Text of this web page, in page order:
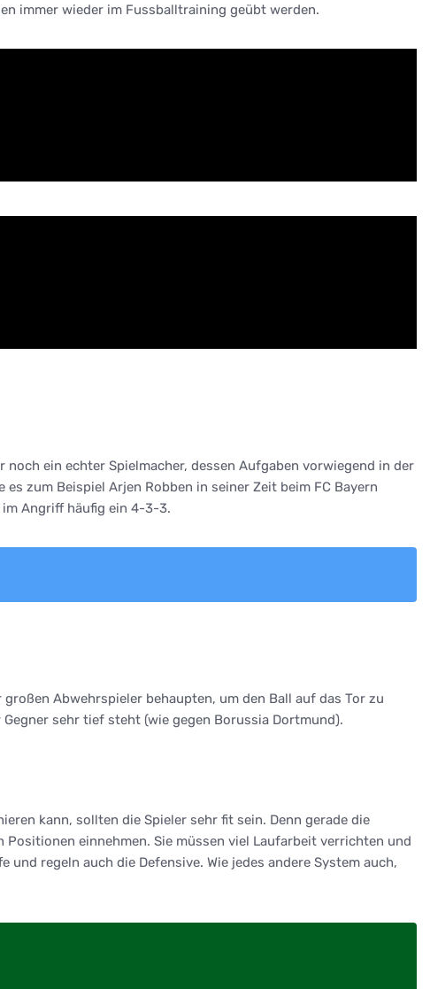
immer wieder im Fussballtraining geübt werden.
ein echter Spielmacher, dessen Aufgaben vorwiegend in der
zum Beispiel Arjen Robben in seiner Zeit beim FC Bayern
Angriff häufig ein 4-3-3.
Abwehrspieler behaupten, um den Ball auf das Tor zu
sehr tief steht (wie gegen Borussia Dortmund).
kann, sollten die Spieler sehr fit sein. Denn gerade die
einnehmen. Sie müssen viel Laufarbeit verrichten und
regeln auch die Defensive. Wie jedes andere System auch,